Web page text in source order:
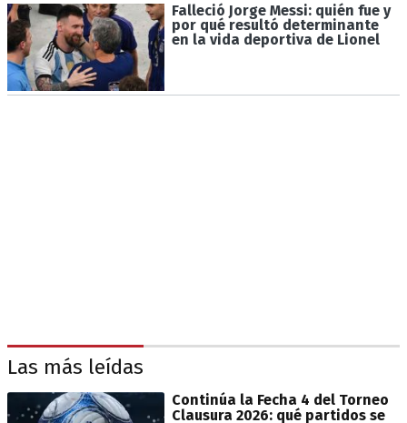
Falleció Jorge Messi: quién fue y
por qué resultó determinante
en la vida deportiva de Lionel
Las más leídas
Continúa la Fecha 4 del Torneo
Clausura 2026: qué partidos se